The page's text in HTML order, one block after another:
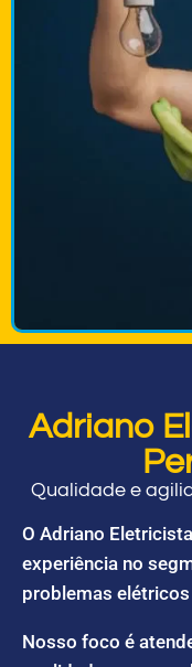
Adriano
Qualidade e
O Adriano
experiência no
problemas
Nosso foco é